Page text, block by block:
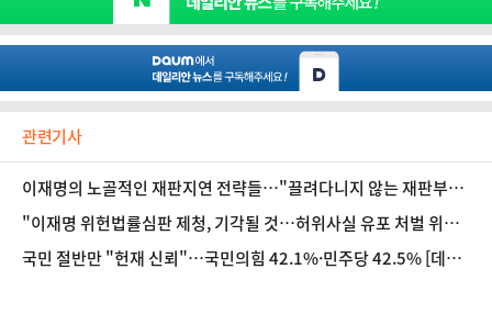
관련기사
이재명의 노골적인 재판지연 전략들…"끌려다니지 않는 재판부의
강행의지·결단 필요" [법조계에 물어보니 617]
"이재명 위헌법률심판 제청, 기각될 것…허위사실 유포 처벌 위헌
되면 유권자 선거권 침해" [법조계에 물어보니 616]
국민 절반만 "헌재 신뢰"…국민의힘 42.1%·민주당 42.5% [데일